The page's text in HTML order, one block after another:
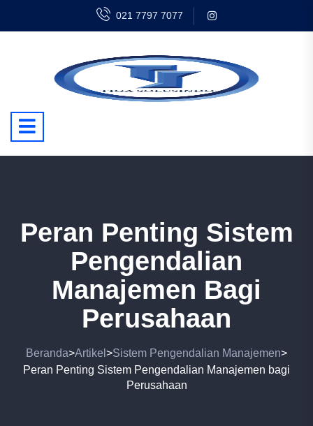
021 7797 7077
Peran Penting Sistem
Pengendalian
Manajemen Bagi
Perusahaan
Beranda>Artikel >Sistem Pengendalian Manajemen>
Peran Penting Sistem Pengendalian Manajemen bagi
Perusahaan